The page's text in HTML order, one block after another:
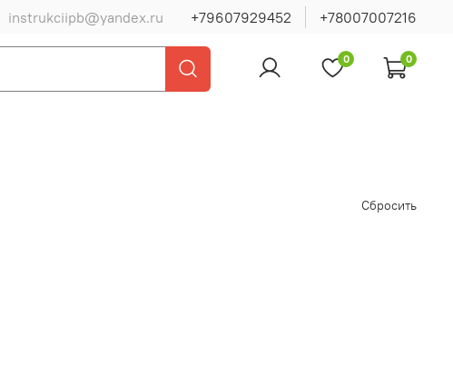
instrukciipb@yandex.ru +79607929452 +78007007216
0 0
Сбросить